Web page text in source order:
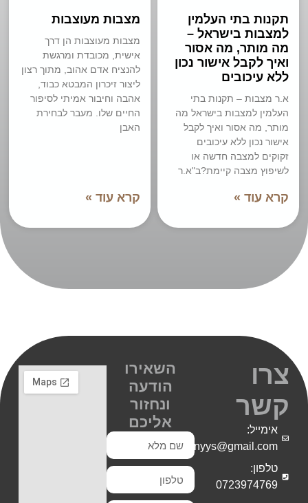
תקנות בתי העלמין
למצבות בישראל –
מה מותר, מה אסור
ואיך לקבל אישור נכון
ללא עיכובים
א.ר מצבות – תקנות בתי
העלמין למצבות בישראל מה
מותר, מה אסור ואיך לקבל
אישור נכון ללא עיכובים
זקוקים למצבה חדשה או
לשיפוץ מצבה קיימת?ב"א.ר
קרא עוד »
מצבות מעוצבות
מצבות מעוצבות הן דרך
אישית, מכובדת ומרגשת
להנציח אדם אהוב, מתוך רצון
ליצור זיכרון המבטא כבוד,
אהבה וחיבור אמיתי לסיפור
החיים שלו. מעבר לבחירת
האבן
קרא עוד »
צרו
קשר
אימייל:
Shiranyys@gmail.com
טלפון:
0723974769
השאירו
הודעה
ונחזור
אליכם